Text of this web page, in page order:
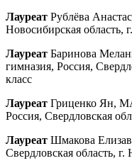
Лауреат Рублёва
Новосибирская область,
Лауреат Баринова
гимназия, Россия,
класс
Лауреат Гриценко Ян,
Россия, Свердловская
Лауреат Шмакова
Свердловская область,